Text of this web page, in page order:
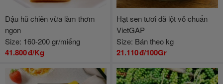
Đậu hũ chiên vừa làm thơm
ngon
Size: 160-200 gr/miếng
41.800đ/Kg
Hạt sen tươi đã lột vỏ chuẩn
VietGAP
Size: Bán theo kg
21.110đ/100Gr